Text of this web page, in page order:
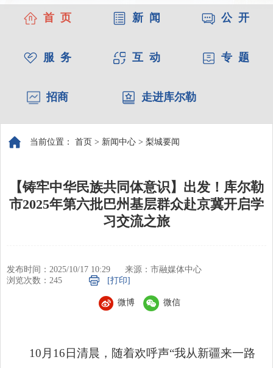
首 页 新 闻 公 开
服 务 互 动 专 题
招商 走进库尔勒
当前位置： 首页 > 新闻中心 > 梨城要闻
【铸牢中华民族共同体意识】出发！库尔勒
市2025年第六批巴州基层群众赴京冀开启学
习交流之旅
发布时间：2025/10/17 10:29
来源：市融媒体中心
浏览次数： 245 [打印]
微博 微信
10月16日清晨，随着欢呼声“我从新疆来一路